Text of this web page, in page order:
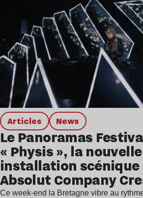
Articles news
Le Panoramas
« Physis », la nouvelle
installation scénique
Absolut Company
Ce week-end la Bretagne vibre au